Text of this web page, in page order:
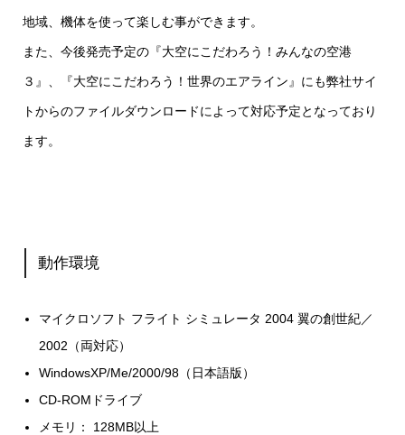
地域、機体を使って楽しむ事ができます。
また、今後発売予定の『大空にこだわろう！みんなの空港
３』、『大空にこだわろう！世界のエアライン』にも弊社サイ
トからのファイルダウンロードによって対応予定となっており
ます。
動作環境
マイクロソフト フライト シミュレータ 2004 翼の創世紀／
2002（両対応）
WindowsXP/Me/2000/98（日本語版）
CD-ROMドライブ
メモリ： 128MB以上